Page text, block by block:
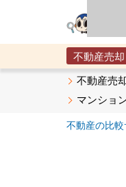
不動産売却
メタ住宅展
不動産売
マンショ
不動産の比